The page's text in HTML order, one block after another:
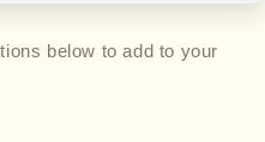
below to add to your